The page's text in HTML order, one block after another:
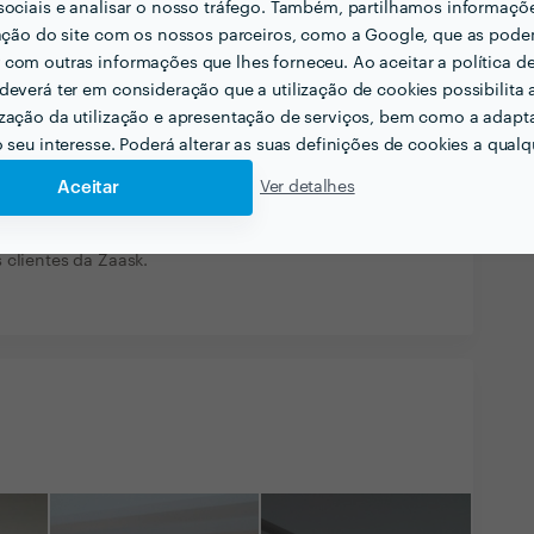
e analisar o nosso tráfego. Também, partilhamos
do site com os nossos parceiros, como a Google, que as
outras informações que lhes forneceu. Ao aceitar a política
ter em consideração que a utilização de cookies possibilita
da utilização e apresentação de serviços, bem como a
seu interesse. Poderá alterar as suas definições de cookies a
Aceitar Ver detalhes
e criativa, o meu restaurante ficou fantástico.
4 Jan 2016
e limpo, o que é raro na construção. Nota-
no ramos dado que dão sugestões para a
os mesmos. De facto é uma das
clientes da Zaask.